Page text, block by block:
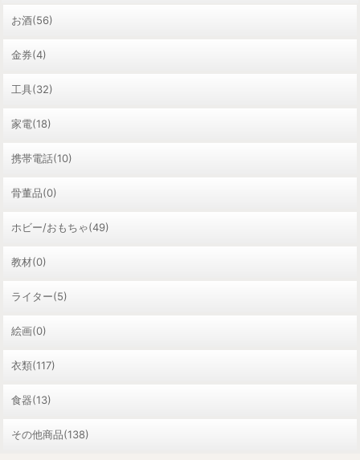
お酒(56)
金券(4)
工具(32)
家電(18)
携帯電話(10)
骨董品(0)
ホビー/おもちゃ(49)
教材(0)
ライター(5)
絵画(0)
衣類(117)
食器(13)
その他商品(138)